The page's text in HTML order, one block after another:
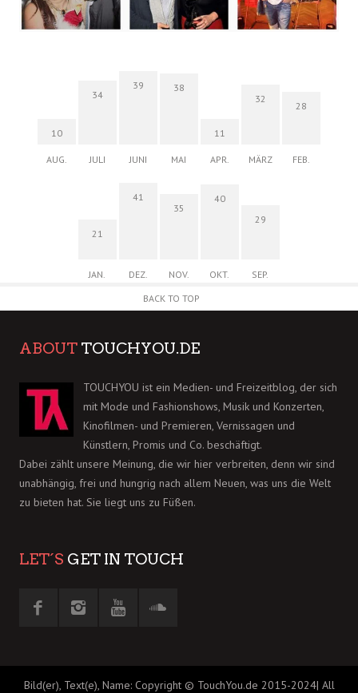
10
AUG.
34
JULI
39
JUNI
38
MAI
11
APR.
32
MÄRZ
28
FEB.
21
JAN.
41
DEZ.
35
NOV.
40
OKT.
29
SEP.
BACK TO TOP
ABOUT TOUCHYOU.DE
TOUCHYOU ist ein Medien- und Freizeitblog, der sich
mit Mode und Fashionshows, Musik und Konzerten,
Kinofilmen- und Premieren, Vernissagen und
Künstlern, Promis und Co. beschäftigt.
Dabei zählt unsere Meinung, die wir hier verbreiten, denn wir sind
unabhängig, frei und hungrig nach allem Neuen, was uns die Welt
zu bieten hat. Sie liegt uns zu Füßen.
LET´S GET IN TOUCH
Bild(er), Text(e), Name: Copyright © TouchYou.de 2015-2024| All